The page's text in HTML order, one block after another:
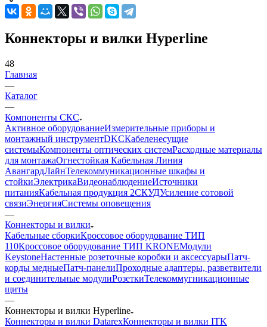
Коннекторы и вилки Hyperline
48
Главная
—
Каталог
—
Компоненты СКС
Активное оборудованиеИзмерительные приборы и
монтажный инструментDKCКабеленесущие
системыКомпоненты оптических системРасходные материалы
для монтажаОгнестойкая Кабельная Линия
АвангардЛайнТелекоммуникационные шкафы и
стойкиЭлектрикаВидеонаблюдениеИсточники
питанияКабельная продукция 2СКУДУсиление сотовой
связиЭнергияСистемы оповещения
—
Коннекторы и вилки
Кабельные сборкиКроссовое оборудование ТИП
110Кроссовое оборудование ТИП KRONEМодули
KeystoneНастенные розеточные коробки и аксессуарыПатч-
корды медныеПатч-панелиПроходные адаптеры, разветвители
и соединительные модулиРозеткиТелекоммугникационные
щиты
—
Коннекторы и вилки Hyperline
Коннекторы и вилки DatarexКоннекторы и вилки ITK